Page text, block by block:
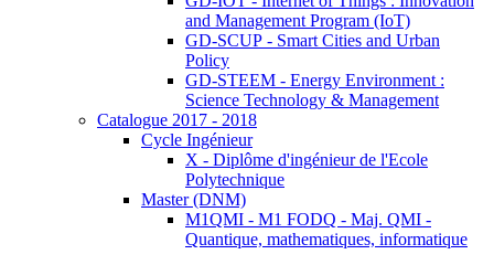
and Management Program (IoT)
GD-SCUP - Smart Cities and Urban
Policy
GD-STEEM - Energy Environment :
Science Technology & Management
Catalogue 2017 - 2018
Cycle Ingénieur
X - Diplôme d'ingénieur de l'Ecole
Polytechnique
Master (DNM)
M1QMI - M1 FODQ - Maj. QMI -
Quantique, mathematiques, informatique